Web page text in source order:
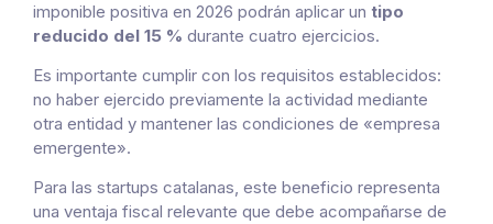
imponible positiva en 2026 podrán aplicar un tipo
reducido del 15 % durante cuatro ejercicios.
Es importante cumplir con los requisitos establecidos:
no haber ejercido previamente la actividad mediante
otra entidad y mantener las condiciones de «empresa
emergente».
Para las startups catalanas, este beneficio representa
una ventaja fiscal relevante que debe acompañarse de